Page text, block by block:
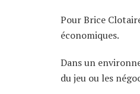
Pour Brice
économiques.
Dans un
du jeu ou les